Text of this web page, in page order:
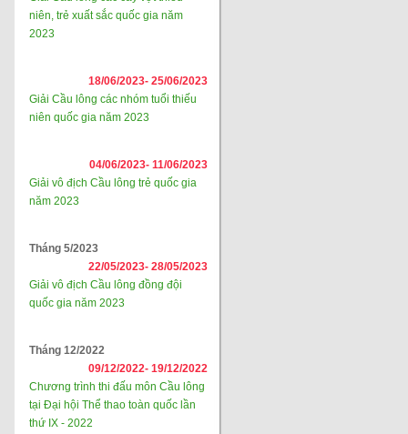
niên, trẻ xuất sắc quốc gia năm
2023
18/06/2023- 25/06/2023
Giải Cầu lông các nhóm tuổi thiếu
niên quốc gia năm 2023
04/06/2023- 11/06/2023
Giải vô địch Cầu lông trẻ quốc gia
năm 2023
Tháng 5/2023
22/05/2023- 28/05/2023
Giải vô địch Cầu lông đồng đội
quốc gia năm 2023
Tháng 12/2022
09/12/2022- 19/12/2022
Chương trình thi đấu môn Cầu lông
tại Đại hội Thể thao toàn quốc lần
thứ IX - 2022